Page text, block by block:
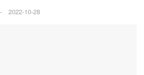
2022-10-28